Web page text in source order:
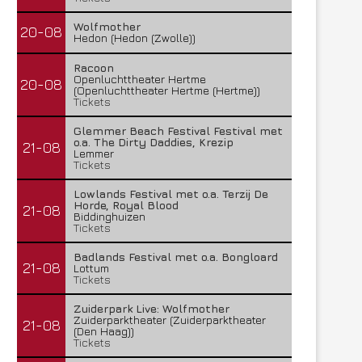
20-08
Wolfmother
Hedon (Hedon (Zwolle))
20-08
Racoon
Openluchttheater Hertme
(Openluchttheater Hertme (Hertme))
Tickets
21-08
Glemmer Beach Festival Festival met
o.a. The Dirty Daddies, Krezip
Lemmer
Tickets
21-08
Lowlands Festival met o.a. Terzij De
Horde, Royal Blood
Biddinghuizen
Tickets
21-08
Badlands Festival met o.a. Bongloard
Lottum
Tickets
21-08
Zuiderpark Live: Wolfmother
Zuiderparktheater (Zuiderparktheater
(Den Haag))
Tickets